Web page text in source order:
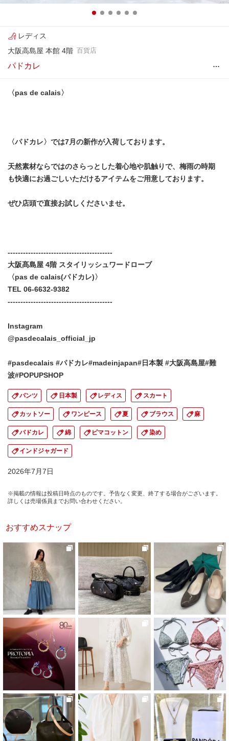
レディス
大阪高島屋 本館 4階 百貨店
パドカレ …
〈pas de calais〉
〈パドカレ〉では7月の新作が入荷しております。
天然素材ならではのさらっとした着心地や肌触りで、梅雨の時期
も快適にお過ごしいただけるアイテムをご用意しております。
ぜひ店頭で直接お試しくださいませ。
-----------------------------------------
大阪髙島屋 4階 スタイリッシュワードローブ
〈pas de calais(パドカレ)〉
TEL 06-6632-9382
-----------------------------------------
Instagram
@pasdecalais_official_jp
#pasdecalais #パドカレ#madeinjapan#日本製 #大阪高島屋#難
波#POPUPSHOP
パンツ 日本製 レディス スカート
カットソー ワンピース 夏 ブラウス 麻
パドカレ 綿 ピマコットン 染め
インドジャガード
2026年7月7日
※掲載の情報は投稿日時点のものです。予告なく変更、終了する場合がございます。
詳しくは売場係員までお問い合わせください。
おすすめスナップ